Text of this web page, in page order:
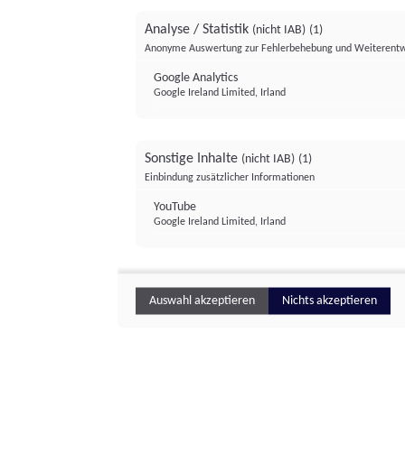
Analyse / Statistik (nicht IAB) (1)
Anonyme Auswertung zur Fehlerbehebung und
Google Analytics
Google Ireland Limited, Irland
Sonstige Inhalte (nicht IAB) (1)
Einbindung zusätzlicher Informationen
YouTube
Google Ireland Limited, Irland
Auswahl akzeptieren Nichts akzeptieren